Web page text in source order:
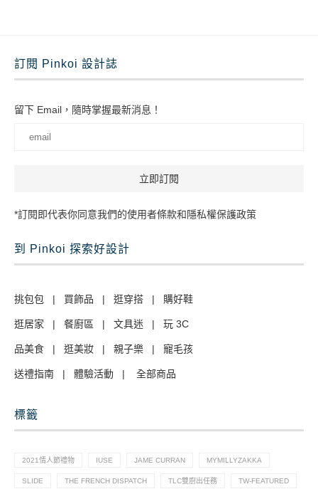
訂閱 Pinkoi 設計誌
留下 Email，隨時掌握最新消息！
*訂閱即代表你同意我們的使用者條款和隱私權保護政策
到 Pinkoi 探索好設計
挑包包 | 買飾品 | 逛穿搭 | 購好鞋
逛居家 | 餐廚區 | 文具迷 | 玩 3C
品美食 | 逛美妝 | 親子樂 | 寵毛孩
送禮指南 | 體驗活動 | 全部商品
標籤
2021情人節禮物 IUSE JAME CURRAN MYMILLYZAKKA
SLIDE THE FRENCH DISPATCH TLC雙廚出任務 TW-FEATURED